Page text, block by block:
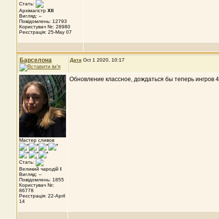
Стать:
Архімагістр XII
Вигляд: --
Повідомлень: 12793
Користувач №: 28980
Реєстрація: 25-May 07
Барселона Дата Oct 1 2020, 10:17
Мастер сливов
Стать:
Великий чародій I
Вигляд: --
Повідомлень: 1855
Користувач №:
86778
Реєстрація: 22-April
14
Обновление классное, дождаться бы теперь ингров